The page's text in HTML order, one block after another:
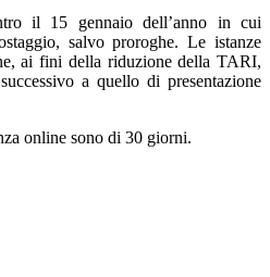
il 15 gennaio dell’anno in cui
salvo proroghe. Le istanze
ai fini della riduzione della TARI,
a quello di presentazione
online sono di 30 giorni.